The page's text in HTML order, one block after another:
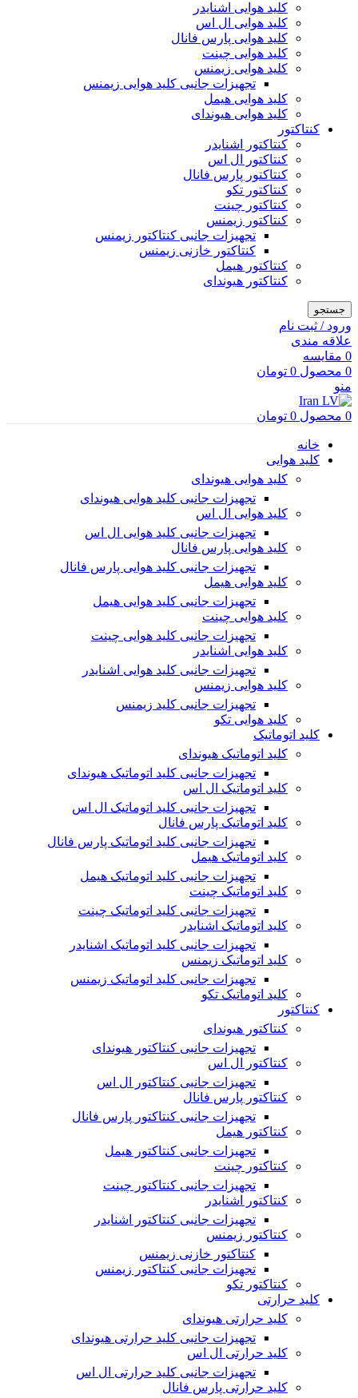
کلید هوایی اشنایدر
کلید هوایی ال اس
کلید هوایی پارس فانال
کلید هوایی چینت
کلید هوایی زیمنس
تجهیزات جانبی کلید هوایی زیمنس
کلید هوایی هیمل
کلید هوایی هیوندای
کنتاکتور
کنتاکتور اشنایدر
کنتاکتور ال اس
کنتاکتور پارس فانال
کنتاکتور تکو
کنتاکتور چینت
کنتاکتور زیمنس
تجهیزات جانبی کنتاکتور زیمنس
کنتاکتور خازنی زیمنس
کنتاکتور هیمل
کنتاکتور هیوندای
جستجو
ورود / ثبت نام
علاقه مندی
0 مقایسه
0 محصول 0 تومان
منو
0 محصول 0 تومان
خانه
کلید هوایی
کلید هوایی هیوندای
تجهیزات جانبی کلید هوایی هیوندای
کلید هوایی ال اس
تجهیزات جانبی کلید هوایی ال اس
کلید هوایی پارس فانال
تجهیزات جانبی کلید هوایی پارس فانال
کلید هوایی هیمل
تجهیزات جانبی کلید هوایی هیمل
کلید هوایی چینت
تجهیزات جانبی کلید هوایی چینت
کلید هوایی اشنایدر
تجهیزات جانبی کلید هوایی اشنایدر
کلید هوایی زیمنس
تجهیزات جانبی کلید زیمنس
کلید هوایی تکو
کلید اتوماتیک
کلید اتوماتیک هیوندای
تجهیزات جانبی کلید اتوماتیک هیوندای
کلید اتوماتیک ال اس
تجهیزات جانبی کلید اتوماتیک ال اس
کلید اتوماتیک پارس فانال
تجهیزات جانبی کلید اتوماتیک پارس فانال
کلید اتوماتیک هیمل
تجهیزات جانبی کلید اتوماتیک هیمل
کلید اتوماتیک چینت
تجهیزات جانبی کلید اتوماتیک چینت
کلید اتوماتیک اشنایدر
تجهیزات جانبی کلید اتوماتیک اشنایدر
کلید اتوماتیک زیمنس
تجهیزات جانبی کلید اتوماتیک زیمنس
کلید اتوماتیک تکو
کنتاکتور
کنتاکتور هیوندای
تجهیزات جانبی کنتاکتور هیوندای
کنتاکتور ال اس
تجهیزات جانبی کنتاکتور ال اس
کنتاکتور پارس فانال
تجهیزات جانبی کنتاکتور پارس فانال
کنتاکتور هیمل
تجهیزات جانبی کنتاکتور هیمل
کنتاکتور چینت
تجهیزات جانبی کنتاکتور چینت
کنتاکتور اشنایدر
تجهیزات جانبی کنتاکتور اشنایدر
کنتاکتور زیمنس
کنتاکتور خازنی زیمنس
تجهیزات جانبی کنتاکتور زیمنس
کنتاکتور تکو
کلید حرارتی
کلید حرارتی هیوندای
تجهیزات جانبی کلید حرارتی هیوندای
کلید حرارتی ال اس
تجهیزات جانبی کلید حرارتی ال اس
کلید حرارتی پارس فانال